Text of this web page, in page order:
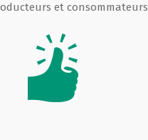
et consommateurs